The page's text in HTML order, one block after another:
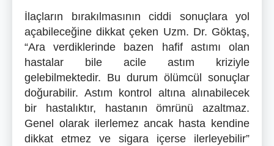
İlaçların bırakılmasının ciddi sonuçlara yol
açabileceğine dikkat çeken Uzm. Dr. Göktaş,
“Ara verdiklerinde bazen hafif astımı olan
hastalar bile acile astım kriziyle
gelebilmektedir. Bu durum ölümcül sonuçlar
doğurabilir. Astım kontrol altına alınabilecek
bir hastalıktır, hastanın ömrünü azaltmaz.
Genel olarak ilerlemez ancak hasta kendine
dikkat etmez ve sigara içerse ilerleyebilir”